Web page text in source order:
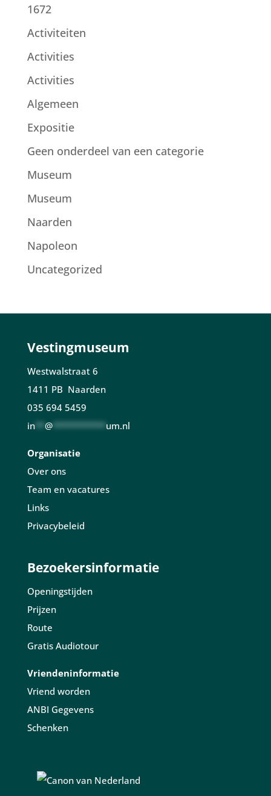
1672
Activiteiten
Activities
Activities
Algemeen
Expositie
Geen onderdeel van een categorie
Museum
Museum
Naarden
Napoleon
Uncategorized
Vestingmuseum
Westwalstraat 6
1411 PB Naarden
035 694 5459
in** @*********** um.nl
Organisatie
Over ons
Team en vacatures
Links
Privacybeleid
Bezoekersinformatie
Openingstijden
Prijzen
Route
Gratis Audiotour
Vriendeninformatie
Vriend worden
ANBI Gegevens
Schenken